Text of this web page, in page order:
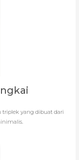
yang dibuat dari